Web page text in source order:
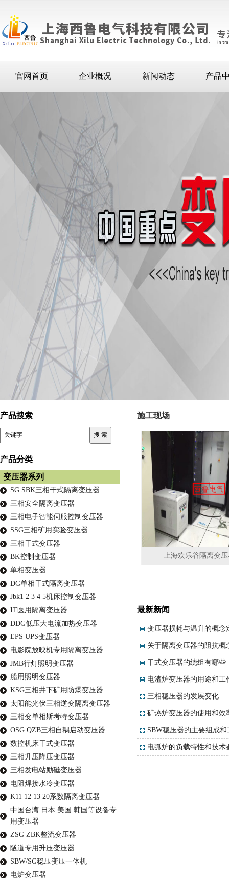
官网首页 企业概况 新闻动态 产品
施工现场
上海欢乐谷隔离变
最新新闻
变压器损耗与温升的概念
关于隔离变压器的阻抗概
干式变压器的绕组有哪些
电渣炉变压器的用途和工
三相稳压器的发展变化
矿热炉变压器的使用和效
SBW稳压器的主要组成
电弧炉的负载特性和技术
产品搜索
产品分类
变压器系列
SG SBK三相干式隔离变压器
三相安全隔离变压器
三相电子智能伺服控制变压器
SSG三相矿用实验变压器
三相干式变压器
BK控制变压器
单相变压器
DG单相干式隔离变压器
Jbk1 2 3 4 5机床控制变压器
IT医用隔离变压器
DDG低压大电流加热变压器
EPS UPS变压器
电影院放映机专用隔离变压器
JMB行灯照明变压器
船用照明变压器
KSG三相井下矿用防爆变压器
太阳能光伏三相逆变隔离变压器
三相变单相斯考特变压器
OSG QZB三相自耦启动变压器
数控机床干式变压器
三相升压降压变压器
三相发电站励磁变压器
电阻焊接水冷变压器
K11 12 13 20系数隔离变压器
中国台湾 日本 美国 韩国等设备专
用变压器
ZSG ZBK整流变压器
隧道专用升压变压器
SBW/SG稳压变压一体机
电炉变压器